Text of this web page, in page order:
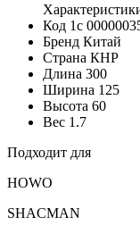
Код 1с
Бренд Китай
Страна КНР
Длина 300
Ширина 125
Высота 60
Вес 1.7
Подходит для
HOWO
SHACMAN